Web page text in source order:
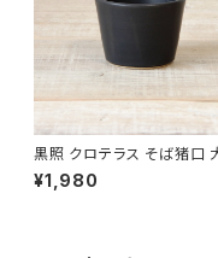
黒照 クロテラス そば猪口
相馬焼【雄勝硯】【伝統工芸品
【民藝品】【ギフト プレゼント】
¥1,980